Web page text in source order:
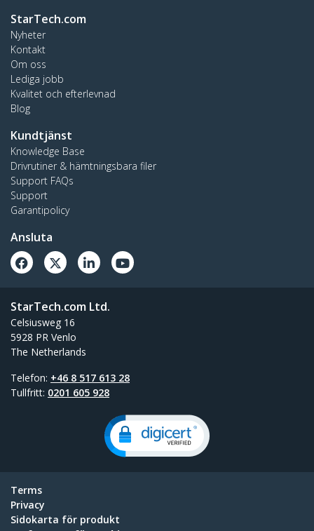
StarTech.com
Nyheter
Kontakt
Om oss
Lediga jobb
Kvalitet och efterlevnad
Blog
Kundtjänst
Knowledge Base
Drivrutiner & hämtningsbara filer
Support FAQs
Support
Garantipolicy
Ansluta
StarTech.com Ltd.
Celsiusweg 16
5928 PR Venlo
The Netherlands
Telefon: +46 8 517 613 28
Tullfritt: 0201 605 928
Terms
Privacy
Sidokarta för produkt